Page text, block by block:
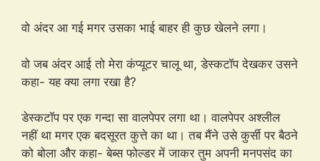
वो अंदर आ गई मगर उसका भाई बाहर ही कुछ खेलने लगा।
वो जब अंदर आई तो मेरा कंप्यूटर चालू था, डेस्कटॉप देखकर उसने
कहा- यह क्या लगा रखा है?
डेस्कटॉप पर एक गन्दा सा वालपेपर लगा था। वालपेपर अश्लील
नहीं था मगर एक बदसूरत कुत्ते का था। तब मैंने उसे कुर्सी पर बैठने
को बोला और कहा- बेब्स फोल्डर में जाकर तुम अपनी मनपसंद का